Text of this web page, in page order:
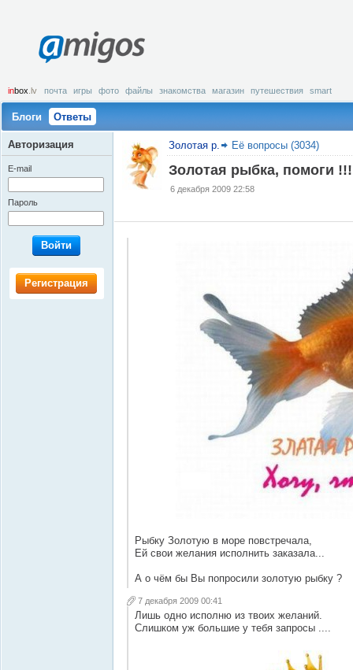
amigos
inbox .lv почта игры фото файлы знакомства магазин путешествия smart
Блоги Ответы
Золотая р. Её вопросы (3034)
Золотая рыбка, помоги !!!
6 декабря 2009 22:58
Рыбку Золотую в море повстречала,
Ей свои желания исполнить заказала...
А о чём бы Вы попросили золотую рыбку ?
7 декабря 2009 00:41
Лишь одно исполню из твоих желаний.
Слишком уж большие у тебя запросы ....
Авторизация
E-mail
Пароль
Войти
Регистрация